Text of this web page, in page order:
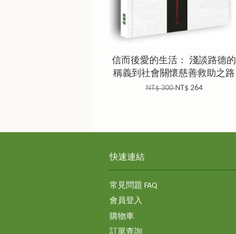
信而後愛的生活： 淺談路德的
稱義到社會關懷慈善救助之路
NT$ 300NT$ 264
快速連結
常見問題 FAQ
會員登入
購物車
訂單查詢